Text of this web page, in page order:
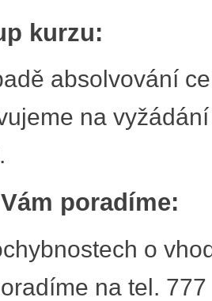
kurzu:
absolvování
na
poradíme:
o
na tel.